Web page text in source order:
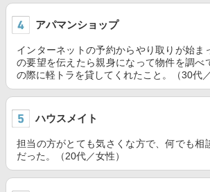
アパマンショップ
インターネットの予約からやり取りが始ま
の要望を伝えたら親身になって物件を調べ
の際に軽トラを貸してくれたこと。（30代／
ハウスメイト
担当の方がとても気さくな方で、何でも相
だった。（20代／女性）